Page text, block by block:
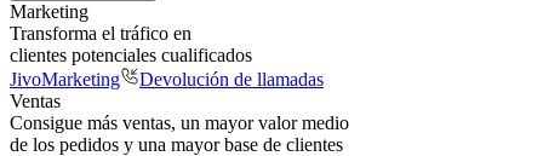
Marketing
Transforma el tráfico en
clientes potenciales cualificados
JivoMarketing
Devolución de llamadas
Ventas
Consigue más ventas, un mayor valor medio
de los pedidos y una mayor base de clientes